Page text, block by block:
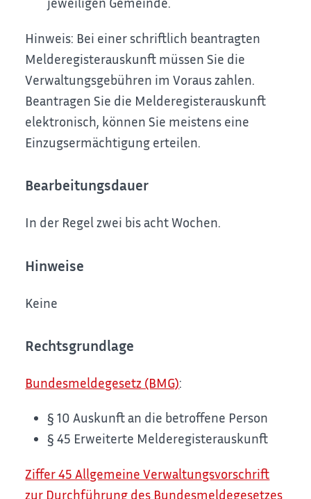
Hinweis: Bei einer schriftlich beantragten
Melderegisterauskunft müssen Sie die
Verwaltungsgebühren im Voraus zahlen.
Beantragen Sie die Melderegisterauskunft
elektronisch, können Sie meistens eine
Einzugsermächtigung erteilen.
Bearbeitungsdauer
In der Regel zwei bis acht Wochen.
Hinweise
Keine
Rechtsgrundlage
Bundesmeldegesetz (BMG):
§ 10 Auskunft an die betroffene Person
§ 45 Erweiterte Melderegisterauskunft
Ziffer 45 Allgemeine Verwaltungsvorschrift
zur Durchführung des Bundesmeldegesetzes